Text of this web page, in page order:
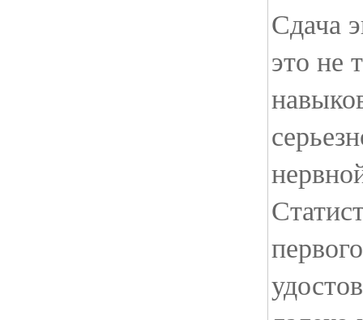
Сдача
это не